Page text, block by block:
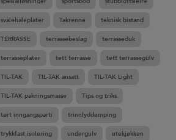
svalehaleplater Takrenne teknisk bistand
TERRASSE terrassebeslag terrasseduk
terrasseplater tett terrasse tett terrassegulv
TIL-TAK TIL-TAK ansatt TIL-TAK Light
TIL-TAK pakningsmasse Tips og triks
tørt inngangsparti trinnlyddemping
trykkfast isolering undergulv utekjøkken